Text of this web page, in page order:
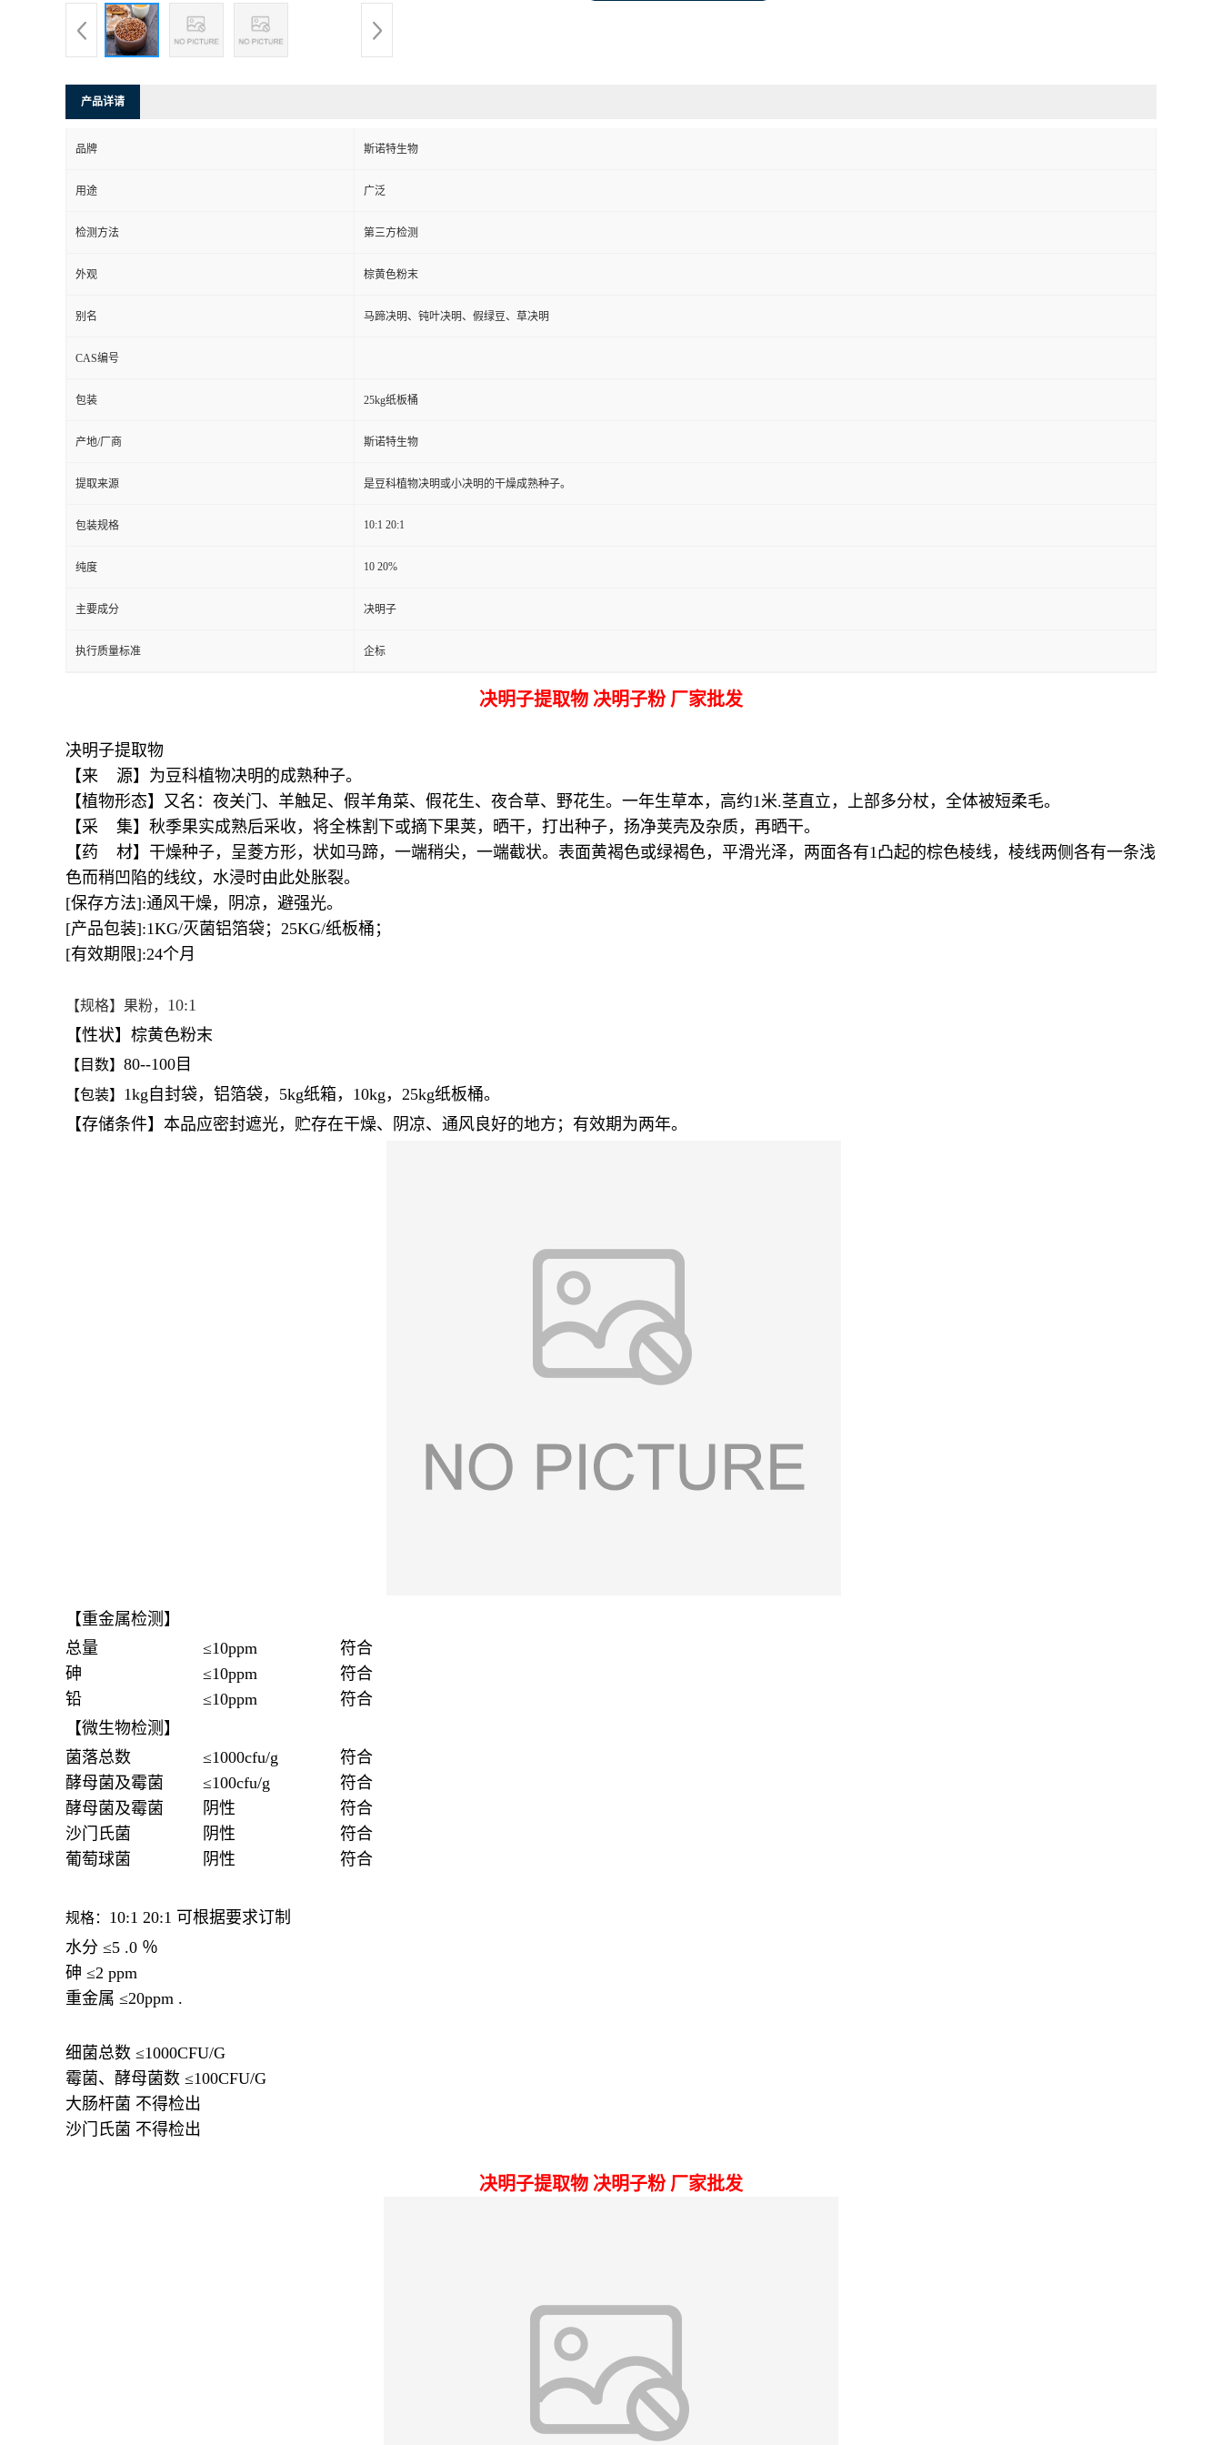
产品详请
品牌 斯诺特生物
用途 广泛
检测方法 第三方检测
外观 棕黄色粉末
别名 马蹄决明、钝叶决明、假绿豆、草决明
CAS编号
包装 25kg纸板桶
产地/厂商 斯诺特生物
提取来源 是豆科植物决明或小决明的干燥成熟种子。
包装规格 10:1 20:1
纯度 10 20%
主要成分 决明子
执行质量标准 企标
决明子提取物 决明子粉 厂家批发
决明子提取物
【来 源】为豆科植物决明的成熟种子。
【植物形态】又名：夜关门、羊触足、假羊角菜、假花生、夜合草、野花生。一年生草本，高约1米.茎直立，上部多分杖，全体被短柔毛。
【采 集】秋季果实成熟后采收，将全株割下或摘下果荚，晒干，打出种子，扬净荚壳及杂质，再晒干。
【药 材】干燥种子，呈菱方形，状如马蹄，一端稍尖，一端截状。表面黄褐色或绿褐色，平滑光泽，两面各有1凸起的棕色棱线，棱线两侧各有一条浅
色而稍凹陷的线纹，水浸时由此处胀裂。
[保存方法]:通风干燥，阴凉，避强光。
[产品包装]:1KG/灭菌铝箔袋；25KG/纸板桶；
[有效期限]:24个月
【规格】果粉， 10:1
【性状】棕黄色粉末
【目数】 80--100目
【包装】 1kg自封袋，铝箔袋，5kg纸箱，10kg，25kg纸板桶。
【存储条件】本品应密封遮光，贮存在干燥、阴凉、通风良好的地方；有效期为两年。
【重金属检测】
总量
≤10ppm
符合
砷
≤10ppm
符合
铅
≤10ppm
符合
【微生物检测】
菌落总数
≤1000cfu/g
符合
酵母菌及霉菌
≤100cfu/g
符合
酵母菌及霉菌
阴性
符合
沙门氏菌
阴性
符合
葡萄球菌
阴性 符合
规格： 10:1 20:1 可根据要求订制
水分 ≤5 .0 ％
砷 ≤2 ppm
重金属 ≤20ppm .
细菌总数 ≤1000CFU/G
霉菌、酵母菌数 ≤100CFU/G
大肠杆菌 不得检出
沙门氏菌 不得检出
决明子提取物 决明子粉 厂家批发